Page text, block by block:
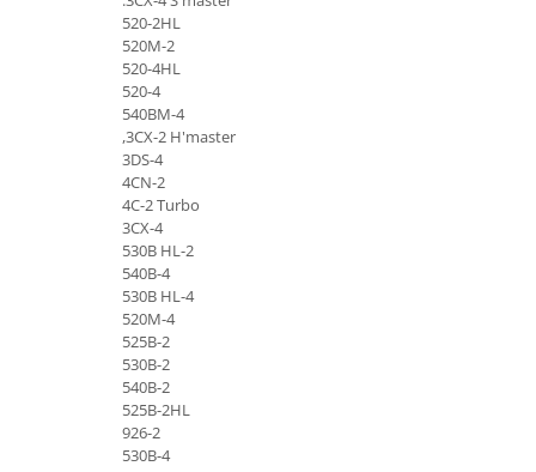
Segmenti motor
Cablu acceleratie
Senzori de presiune ulei
Vaporizatoare
Radiatoare AC
Discuri de frana
Placute de frana
Pompa de frana - cilindru de frana
Supapa franare
Piese Hitachi
Piese Vermeer
Piese Wacker Neuson
Piese David Brown
Piese Mc Cormick
Piese Lamborghini
Piese Renault
Piese Hurlimann
520-2HL
520M-2
520-4HL
520-4
540BM-4
,3CX-2 H'master
3DS-4
4CN-2
4C-2 Turbo
3CX-4
530B HL-2
540B-4
530B HL-4
520M-4
525B-2
530B-2
540B-2
525B-2HL
926-2
530B-4